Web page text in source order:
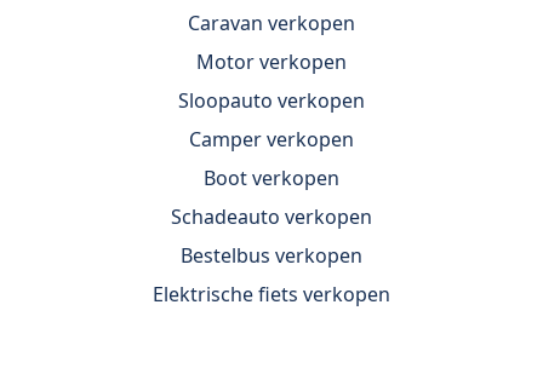
Caravan verkopen
Motor verkopen
Sloopauto verkopen
Camper verkopen
Boot verkopen
Schadeauto verkopen
Bestelbus verkopen
Elektrische fiets verkopen